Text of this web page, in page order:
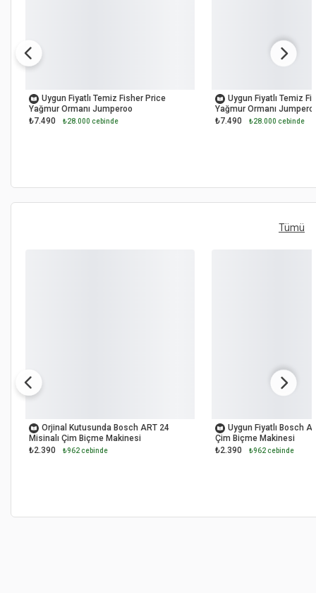
Uygun Fiyatlı Temiz Fisher Price
Yağmur Ormanı Jumperoo
₺7.490
₺28.000 cebinde
Uygun Fiyatlı Temiz
Yağmur Ormanı
₺7.490
₺28.000 cebinde
Tümü
Orjinal Kutusunda Bosch ART 24
Misinalı Çim Biçme Makinesi
₺2.390
₺962 cebinde
Uygun Fiyatlı Bosch
Çim Biçme Makinesi
₺2.390
₺962 cebinde